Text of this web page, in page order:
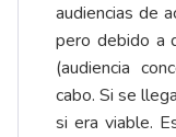
audiencias de
pero debido a
(audiencia
cabo. Si se
si era viable.